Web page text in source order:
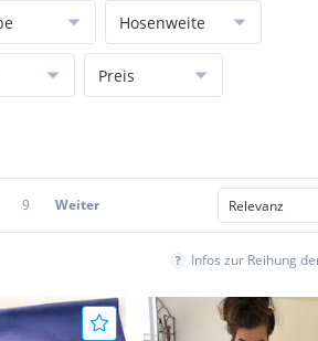
Hosenweite
Preis
9 Weiter
Infos zur Reihung